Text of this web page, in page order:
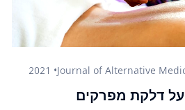
Journal of Alternative
•
2021
דלקת מפרקים